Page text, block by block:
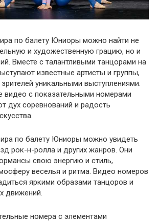
по балету Юниоры можно найти не
и художественную грацию, но и
Вместе с талантливыми танцорами на
известные артисты и группы,
уникальными выступлениями.
видео с показательными номерами
дух соревнований и радость
по балету Юниоры можно увидеть
рок-н-ролла и других жанров. Они
свою энергию и стиль,
веселья и ритма. Видео номеров
яркими образами танцоров и
движений.
номера с элементами